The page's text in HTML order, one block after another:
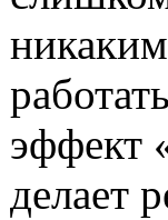
эффект
делает